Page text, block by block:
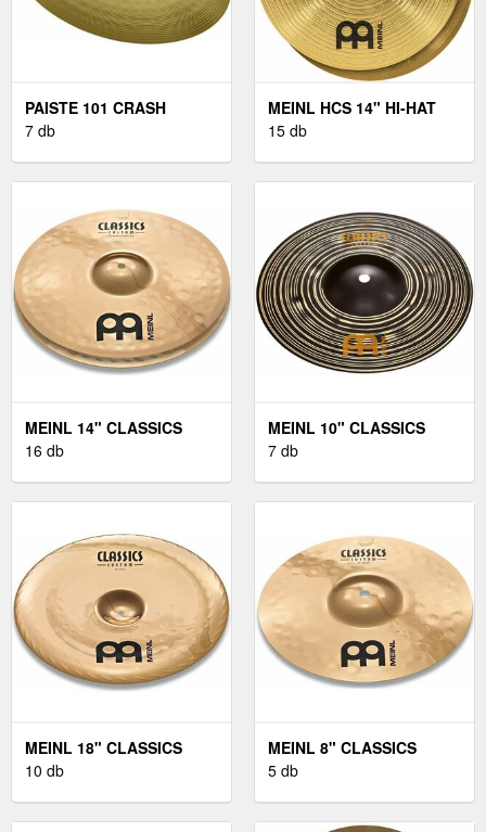
PAISTE 101 CRASH
CINTÁNYÉR 14"
7 db
MEINL HCS 14" HI-HAT
15 db
MEINL 14" CLASSICS
CUSTOM MEDIUM HI-HAT
16 db
MEINL 10" CLASSICS
CUSTOM DARK SPLASH
7 db
MEINL 18" CLASSICS
CUSTOM CHINA
10 db
MEINL 8" CLASSICS
CUSTOM SPLASH
5 db